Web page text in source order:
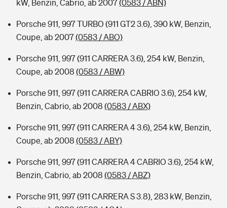
kW, Benzin, Cabrio, ab 2007(0583 / ABN)
Porsche 911, 997 TURBO (911 GT2 3.6), 390 kW, Benzin,
Coupe, ab 2007(0583 / ABO)
Porsche 911, 997 (911 CARRERA 3.6), 254 kW, Benzin,
Coupe, ab 2008 (0583 / ABW)
Porsche 911, 997 (911 CARRERA CABRIO 3.6), 254 kW,
Benzin, Cabrio, ab 2008 (0583 / ABX)
Porsche 911, 997 (911 CARRERA 4 3.6), 254 kW, Benzin,
Coupe, ab 2008 (0583 / ABY)
Porsche 911, 997 (911 CARRERA 4 CABRIO 3.6), 254 kW,
Benzin, Cabrio, ab 2008 (0583 / ABZ)
Porsche 911, 997 (911 CARRERA S 3.8), 283 kW, Benzin,